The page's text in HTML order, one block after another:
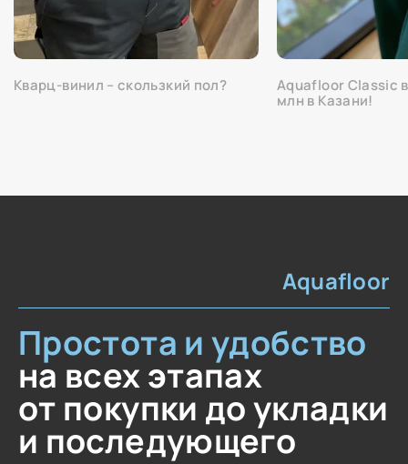
Кварц-винил – скользкий пол?
Aquafloor Classic
млн в Казани!
Aquafloor
Простота и удобство
на всех этапах
от покупки до укладки
и последующего